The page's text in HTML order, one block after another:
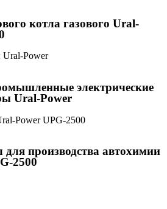
котла газового Ural-
электрические
Ural-Power
для производства автохимии
2500